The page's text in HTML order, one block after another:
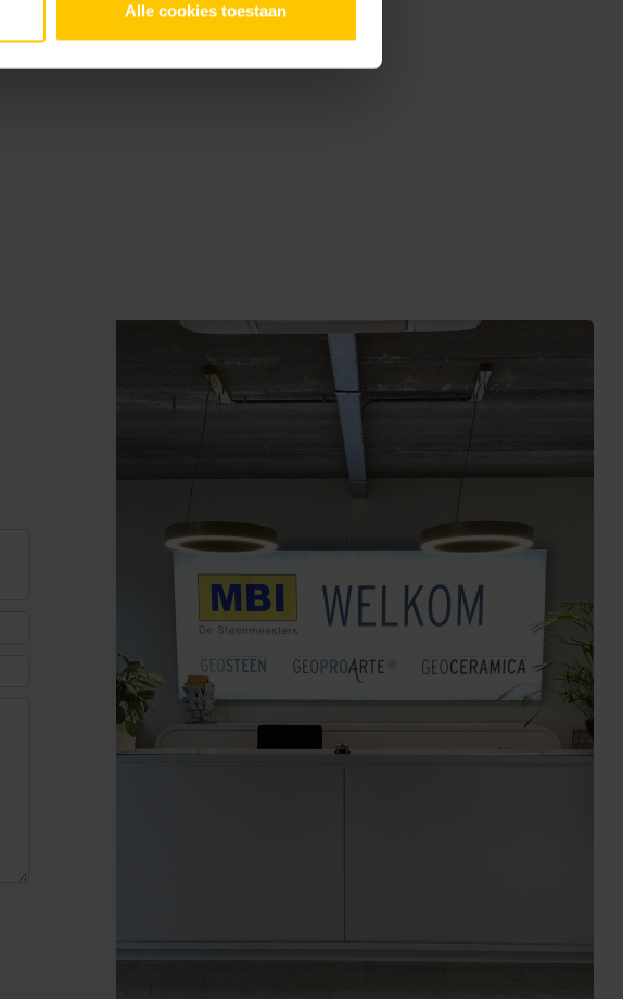
Alle cookies toestaan